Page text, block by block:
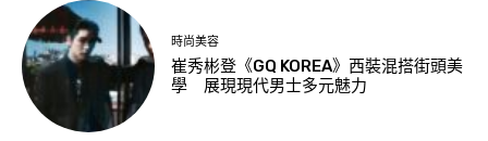
時尚美容
崔秀彬登《GQ KOREA》西裝混搭街頭美
學 展現現代男士多元魅力